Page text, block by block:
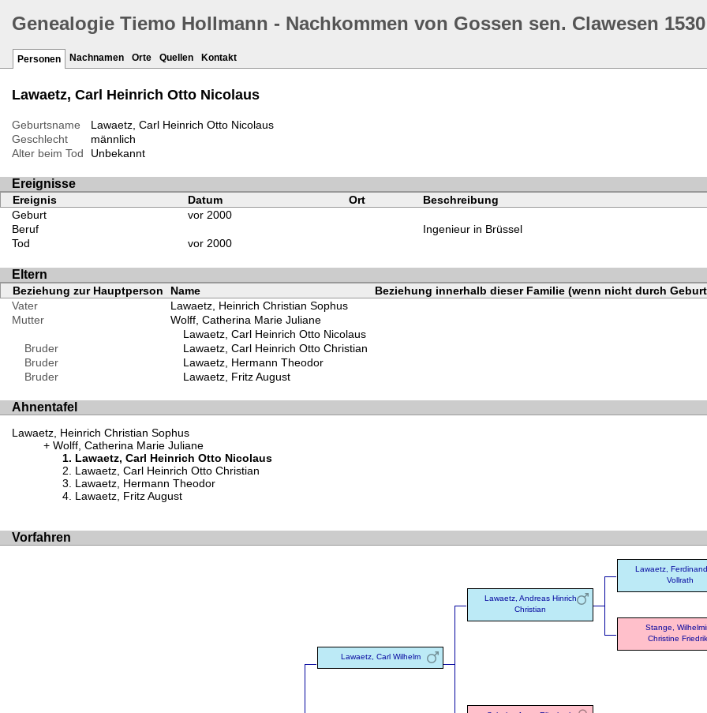
Genealogie Tiemo Hollmann - Nachkommen von Gossen sen. Clawesen 1530
Personen Nachnamen Orte Quellen Kontakt
Lawaetz, Carl Heinrich Otto Nicolaus
Geburtsname
Lawaetz, Carl Heinrich Otto Nicolaus
Geschlecht
männlich
Alter beim Tod
Unbekannt
Ereignisse
Ereignis Datum Ort Beschreibung
Geburt
vor 2000
Beruf
Ingenieur in Brüssel
Tod
vor 2000
Eltern
Beziehung zur Hauptperson Name
Beziehung innerhalb dieser Familie (wenn nicht durch
Vater
Lawaetz, Heinrich Christian Sophus
Mutter
Wolff, Catherina Marie Juliane
Lawaetz, Carl Heinrich Otto Nicolaus
Bruder
Lawaetz, Carl Heinrich Otto Christian
Bruder
Lawaetz, Hermann Theodor
Bruder
Lawaetz, Fritz August
Ahnentafel
Lawaetz, Heinrich Christian Sophus
Wolff, Catherina Marie Juliane
Lawaetz, Carl Heinrich Otto Nicolaus
Lawaetz, Carl Heinrich Otto Christian
Lawaetz, Hermann Theodor
Lawaetz, Fritz August
Vorfahren
Lawaetz, Carl Wilhelm
Lawaetz, Andreas Hinrich
Christian
Lawaetz,
Vollrath
Stange,
Christine